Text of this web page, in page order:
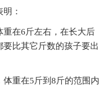
：
在6斤左右，在长大后
比其它斤数的孩子要出
重在5斤到8斤的范围内